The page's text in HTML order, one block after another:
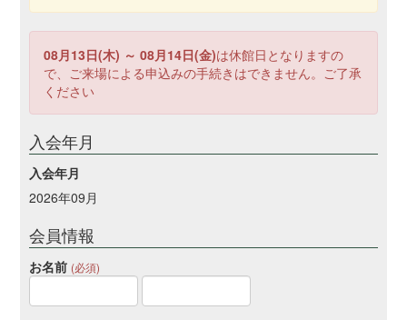
08月13日(木) ～ 08月14日(金)は休館日となりますの
で、ご来場による申込みの手続きはできません。ご了承
ください
入会年月
入会年月
2026年09月
会員情報
お名前 (必須)